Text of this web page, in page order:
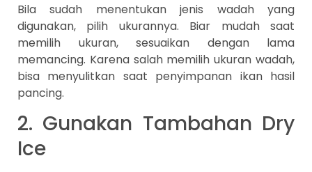
Bila sudah menentukan jenis wadah yang
digunakan, pilih ukurannya. Biar mudah saat
memilih ukuran, sesuaikan dengan lama
memancing. Karena salah memilih ukuran wadah,
bisa menyulitkan saat penyimpanan ikan hasil
pancing.
2. Gunakan Tambahan Dry
Ice